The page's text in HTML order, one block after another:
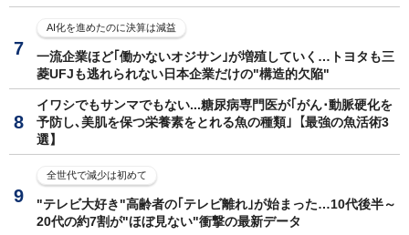
AI化を進めたのに決算は減益
一流企業ほど｢働かないオジサン｣が増殖していく…トヨタも三
菱UFJも逃れられない日本企業だけの"構造的欠陥"
イワシでもサンマでもない...糖尿病専門医が｢がん･動脈硬化を
予防し､美肌を保つ栄養素をとれる魚の種類｣【最強の魚活術3
選】
全世代で減少は初めて
"テレビ大好き"高齢者の｢テレビ離れ｣が始まった…10代後半～
20代の約7割が"ほぼ見ない"衝撃の最新データ